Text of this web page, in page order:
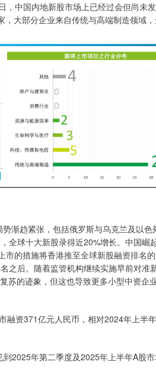
中国内地新股市场上已经过会但尚未
大部分企业来自传统与高端制造领域，
渐趋紧张，包括俄罗斯与乌克兰及以色
全球十大新股录得近20%增长。中国崛
的措施将香港推至全球新股融资排名
之后。随着监管机构继续实施早前对准
苏的迹象，但这也导致更多小型中资企
融资371亿元人民币，相对2024年上半
2025年第二季度及2025年上半年A股